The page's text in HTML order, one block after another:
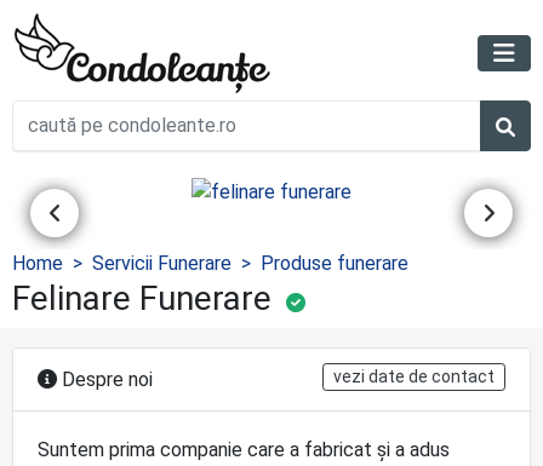
Home Servicii Funerare Produse funerare
Felinare Funerare
Despre noi vezi date de contact
Suntem prima companie care a fabricat și a adus